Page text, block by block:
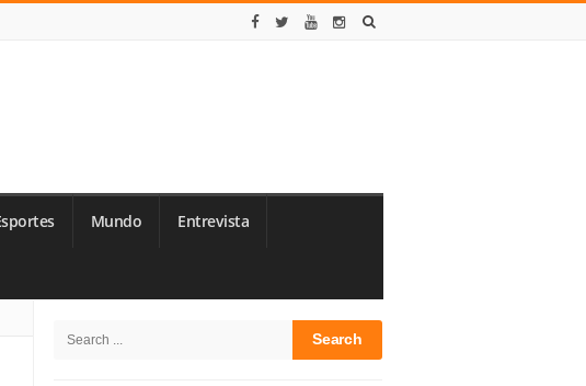
Mundo Entrevista
Sidebar
Search